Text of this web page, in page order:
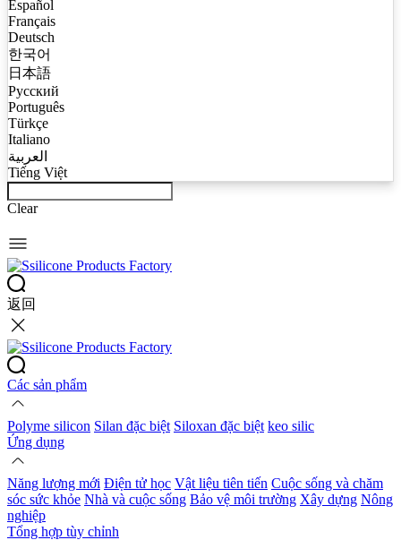
Español
Français
Deutsch
한국어
日本語
Русский
Português
Türkçe
Italiano
العربية
Tiếng Việt
Clear
返回
Các sản phẩm
Polyme silicon Silan đặc biệt Siloxan đặc biệt keo silic
Ứng dụng
Năng lượng mới Điện tử học Vật liệu tiên tiến Cuộc sống và chăm
sóc sức khỏe Nhà và cuộc sống Bảo vệ môi trường Xây dựng Nông
nghiệp
Tổng hợp tùy chỉnh